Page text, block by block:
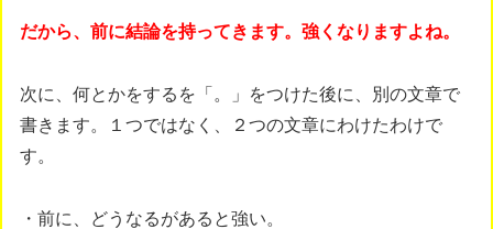
だから、前に結論を持ってきます。強くなりますよね。
次に、何とかをするを「。」をつけた後に、別の文章で
書きます。１つではなく、２つの文章にわけたわけで
す。
・前に、どうなるがあると強い。